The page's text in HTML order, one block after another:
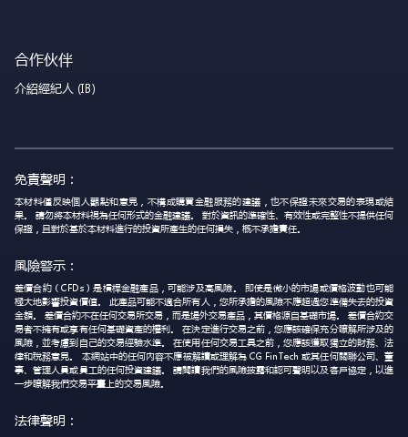
合作伙伴
介紹經紀人 (IB)
免責聲明：
本材料僅反映個人觀點和意見，不構成購買金融服務的建議，也不保證未來交易的表現或結
果。 請勿將本材料視為任何形式的金融建議。 對於資訊的準確性、有效性或完整性不提供任何
保證，且對於基於本材料進行的投資所產生的任何損失，概不承擔責任。
風險警示：
差價合約（CFDs）是槓桿金融產品，可能涉及高風險。 即使是微小的市場或價格波動也可能
極大地影響投資價值。 此產品可能不適合所有人，您所承擔的風險不應超過您準備失去的投資
金額。 差價合約不在任何交易所交易，而是場外交易產品，其價格源自基礎市場。 差價合約交
易者不擁有或享有任何基礎資產的權利。 在決定進行交易之前，您應該確保充分瞭解所涉及的
風險，並考慮到自己的交易經驗水準。 在使用任何交易工具之前，您應該獲取獨立的財務、法
律和稅務意見。 本網站中的任何內容不應被解讀或理解為 CG FinTech 或其任何關聯公司、董
事、管理人員或員工的任何投資建議。 請閱讀我們的風險披露和認可聲明以及客戶協定，以進
一步瞭解我們交易平臺上的交易風險。
法律聲明：